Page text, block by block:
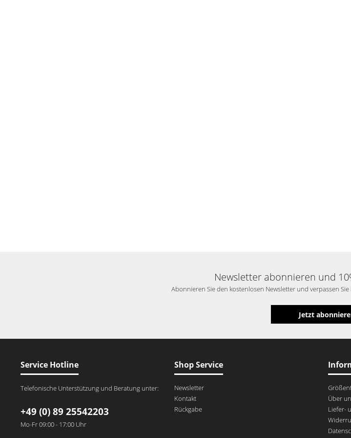
Newsletter abonnieren und
Abonnieren Sie den kostenlosen Newsletter und verpassen
Jetzt
Service Hotline
Telefonische Unterstützung und Beratung unter:
+49 (0) 89 25542203
Mo-Fr 09:00 - 17:00 Uhr
Shop Service
Newsletter
Kontakt
Rückgabe
Über
Liefer-